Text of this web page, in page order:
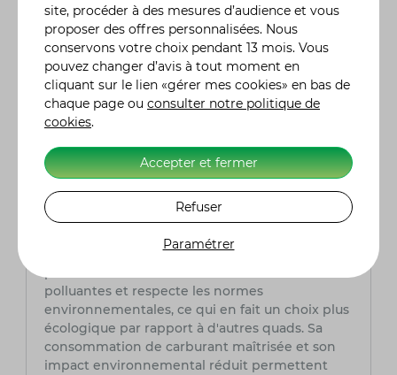
hydrauliques indépendants sur chaque roue
pour une meilleure maîtrise du véhicule. Le
système de traction intégrale améliore
l’adhérence sur des surfaces variées, tandis que
le châssis robuste absorbe efficacement les
chocs, réduisant ainsi les risques de perte de
contrôle en terrains accidentés.
Quelle est l'efficacité énergétique du
Kubota RTV-XG850 et comment contribue-
t-il à la protection de l'environnement ?
Le Kubota RTV-XG850 est conçu pour être
économe en carburant grâce à son moteur
optimisé et à son système de gestion de la
polluantes et respecte les normes
environnementales, ce qui en fait un choix plus
écologique par rapport à d'autres quads. Sa
consommation de carburant maîtrisée et son
impact environnemental réduit permettent
site, procéder à des mesures d’audience et vous
proposer des offres personnalisées. Nous
conservons votre choix pendant 13 mois. Vous
pouvez changer d’avis à tout moment en
cliquant sur le lien «gérer mes cookies» en bas de
chaque page ou consulter notre politique de
cookies.
Accepter et fermer
Refuser
Paramétrer